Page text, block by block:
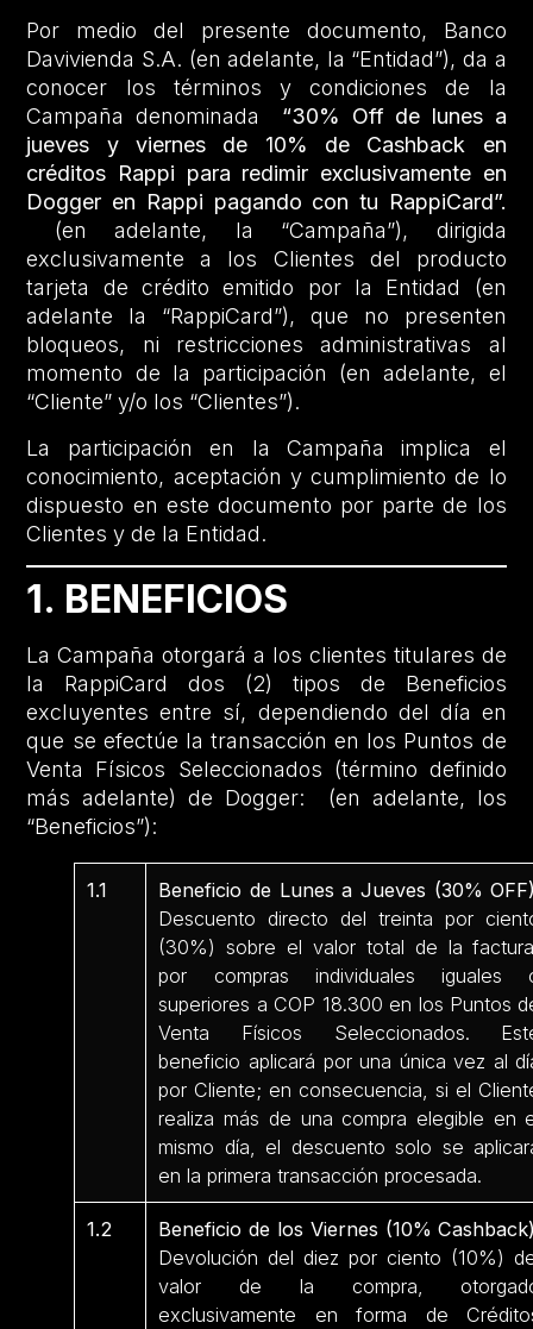
Por medio del presente documento, Banco
Davivienda S.A. (en adelante, la “Entidad”), da a
conocer los términos y condiciones de la
Campaña denominada “30% Off de lunes a
jueves y viernes de 10% de Cashback en
créditos Rappi para redimir exclusivamente en
Dogger en Rappi pagando con tu RappiCard”.
(en adelante, la “Campaña”), dirigida
exclusivamente a los Clientes del producto
tarjeta de crédito emitido por la Entidad (en
adelante la “RappiCard”), que no presenten
bloqueos, ni restricciones administrativas al
momento de la participación (en adelante, el
“Cliente” y/o los “Clientes”).
La participación en la Campaña implica el
conocimiento, aceptación y cumplimiento de lo
dispuesto en este documento por parte de los
Clientes y de la Entidad.
1. BENEFICIOS
La Campaña otorgará a los clientes titulares de
la RappiCard dos (2) tipos de Beneficios
excluyentes entre sí, dependiendo del día en
que se efectúe la transacción en los Puntos de
Venta Físicos Seleccionados (término definido
más adelante) de Dogger: (en adelante, los
“Beneficios”):
1.1
Beneficio de Lunes a Jueves (30%
Descuento directo del treinta por
(30%) sobre el valor total de la
por compras individuales iguales
superiores a COP 18.300 en los Puntos
Venta Físicos Seleccionados.
beneficio aplicará por una única vez al
por Cliente; en consecuencia, si el
realiza más de una compra elegible en
mismo día, el descuento solo se
en la primera transacción procesada.
1.2
Beneficio de los Viernes (10%
Devolución del diez por ciento (10%)
valor de la compra,
exclusivamente en forma de